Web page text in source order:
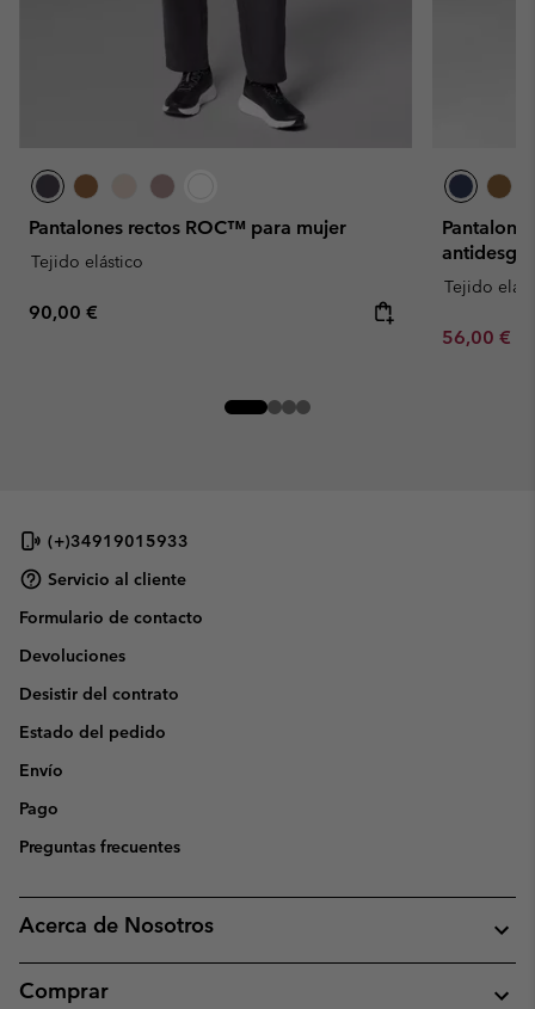
Pantalones rectos ROC™ para mujer
Tejido elástico
Regular price:
90,00 €
Tejido
Minimum
56,00 €
(+)34919015933
Servicio al cliente
Formulario de contacto
Devoluciones
Desistir del contrato
Estado del pedido
Envío
Pago
Preguntas frecuentes
Acerca de Nosotros
Comprar